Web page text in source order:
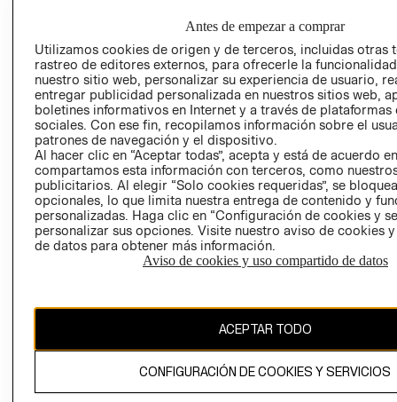
SOCIAL
PRENSA
RELACIÓN CON
INVERSIONISTAS
POLÍTICA
EMPRESARIAL
TIENDAS
- RETIRO EN
TIENDA
TÉRMINOS Y
CONDICIONES
AVISO DE
PRIVACIDAD
GIFT CARD
AVISO DE
COOKIES
CAMBIAR REGIÓN
Antes de empezar a comprar
Utilizamos cookies de origen y de terceros, incluidas otras
rastreo de editores externos, para ofrecerle la
nuestro sitio web, personalizar su experiencia de usuario,
entregar publicidad personalizada en nuestros sitios web,
boletines informativos en Internet y a través de plataformas
sociales. Con ese fin, recopilamos información sobre el
patrones de navegación y el dispositivo.
Al hacer clic en “Aceptar todas”, acepta y está de acuerdo
compartamos esta información con terceros, como
publicitarios. Al elegir “Solo cookies requeridas”, se
opcionales, lo que limita nuestra entrega de contenido y
personalizadas. Haga clic en “Configuración de cookies y
personalizar sus opciones. Visite nuestro aviso de cookies
de datos para obtener más información.
Aviso de cookies y uso compartido de datos
ACEPTAR TODO
CONFIGURACIÓN DE COOKIES Y SERVICIOS